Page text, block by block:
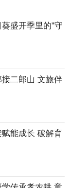
盛开季里的”守
二郎山 文旅伴
能成长 破解育